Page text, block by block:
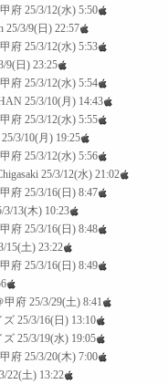
府 25/3/12(水) 5:50
25/3/9(日) 22:57
府 25/3/12(水) 5:53
9(日) 23:25
府 25/3/12(水) 5:54
25/3/10(月) 14:43
府 25/3/12(水) 5:55
25/3/10(月) 19:25
府 25/3/12(水) 5:56
25/3/12(水) 21:02
府 25/3/16(日) 8:47
3/13(木) 10:23
府 25/3/16(日) 8:48
15(土) 23:22
府 25/3/16(日) 8:49
甲府 25/3/29(土) 8:41
ズ 25/3/16(日) 13:10
ズ 25/3/19(水) 19:05
府 25/3/20(木) 7:00
22(土) 13:22